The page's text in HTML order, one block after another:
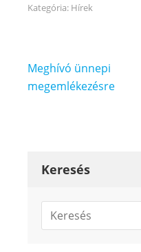
Kategória: Hírek
Bejegyzés
navigáció
Meghívó ünnepi
megemlékezésre
Keresés